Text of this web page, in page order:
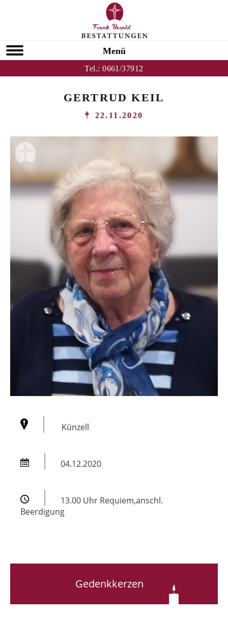
Menü
Tel.:0661/37912
GERTRUD KEIL
22.11.2020
Künzell
04.12.2020
13.00 Uhr Requiem,anschl.
Beerdigung
Gedenkkerzen